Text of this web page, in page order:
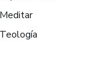
Meditar
Teología